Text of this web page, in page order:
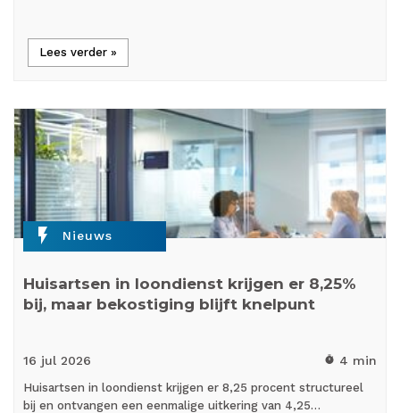
Lees verder »
flash_on Nieuws
Huisartsen in loondienst krijgen er 8,25%
bij, maar bekostiging blijft knelpunt
16 jul 2026 timer 4 min
Huisartsen in loondienst krijgen er 8,25 procent structureel
bij en ontvangen een eenmalige uitkering van 4,25…